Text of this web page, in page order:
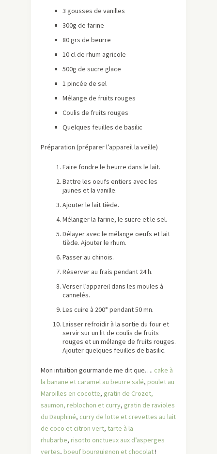
3 gousses de vanilles
300g de farine
80 grs de beurre
10 cl de rhum agricole
500g de sucre glace
1 pincée de sel
Mélange de fruits rouges
Coulis de fruits rouges
Quelques feuilles de basilic
Préparation (préparer l’appareil la veille)
Faire fondre le beurre dans le lait.
Battre les oeufs entiers avec les
jaunes et la vanille.
Ajouter le lait tiède.
Mélanger la farine, le sucre et le sel.
Délayer avec le mélange oeufs et lait
tiède. Ajouter le rhum.
Passer au chinois.
Réserver au frais pendant 24 h.
Verser l’appareil dans les moules à
cannelés.
Les cuire à 200° pendant 50 mn.
Laisser refroidir à la sortie du four et
servir sur un lit de coulis de fruits
rouges et un mélange de fruits rouges.
Ajouter quelques feuilles de basilic.
Mon intuition gourmande me dit que…. cake à
la banane et caramel au beurre salé, poulet au
Maroilles en cocotte, gratin de Crozet,
saumon, reblochon et curry, gratin de ravioles
du Dauphiné, curry de lotte et crevettes au lait
de coco et citron vert, tarte à la
rhubarbe, risotto onctueux aux d’asperges
vertes, boeuf bourguignon et chocolat!